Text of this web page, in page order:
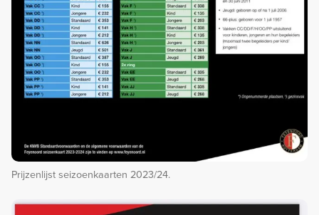
Prijzenlijst seizoenkaarten 2023/24.